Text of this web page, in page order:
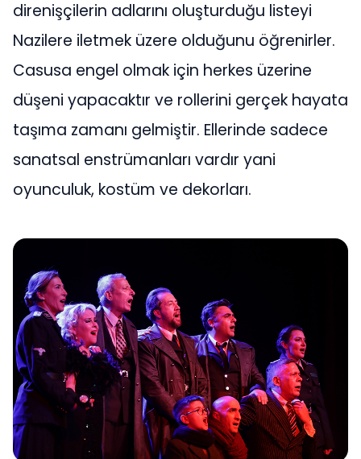
direnişçilerin adlarını oluşturduğu listeyi
Nazilere iletmek üzere olduğunu öğrenirler.
Casusa engel olmak için herkes üzerine
düşeni yapacaktır ve rollerini gerçek hayata
taşıma zamanı gelmiştir. Ellerinde sadece
sanatsal enstrümanları vardır yani
oyunculuk, kostüm ve dekorları.